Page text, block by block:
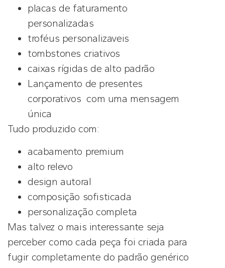
placas de faturamento
personalizadas
troféus personalizaveis
tombstones criativos
caixas rígidas de alto padrão
Lançamento de presentes
corporativos com uma mensagem
única
Tudo produzido com:
acabamento premium
alto relevo
design autoral
composição sofisticada
personalização completa
Mas talvez o mais interessante seja
perceber como cada peça foi criada para
fugir completamente do padrão genérico